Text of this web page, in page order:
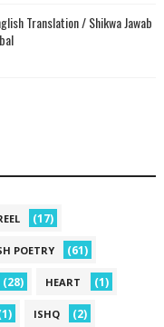
Translation / Shikwa Jawab
(17)
POETRY (61)
(28) HEART (1)
ISHQ (2)